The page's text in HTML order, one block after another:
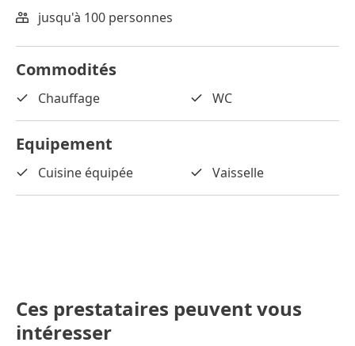
jusqu'à 100 personnes
Commodités
Chauffage WC
Equipement
Cuisine équipée Vaisselle
Ces prestataires peuvent vous
intéresser